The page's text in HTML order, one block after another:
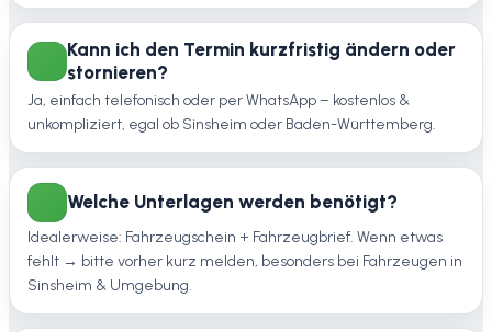
Kann ich den Termin kurzfristig ändern oder
stornieren?
Ja, einfach telefonisch oder per WhatsApp – kostenlos &
unkompliziert, egal ob Sinsheim oder Baden-Württemberg.
Welche Unterlagen werden benötigt?
Idealerweise: Fahrzeugschein + Fahrzeugbrief. Wenn etwas
fehlt → bitte vorher kurz melden, besonders bei Fahrzeugen in
Sinsheim & Umgebung.